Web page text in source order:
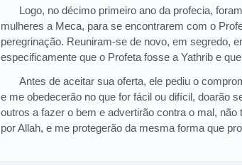
Logo, no décimo primeiro ano da profecia,
mulheres a Meca, para se encontrarem com o
peregrinação. Reuniram-se de novo, em segredo,
especificamente que o Profeta fosse a Yathrib e
Antes de aceitar sua oferta, ele pediu o
e me obedecerão no que for fácil ou difícil, doarão
outros a fazer o bem e advertirão contra o mal,
por Allah, e me protegerão da mesma forma que